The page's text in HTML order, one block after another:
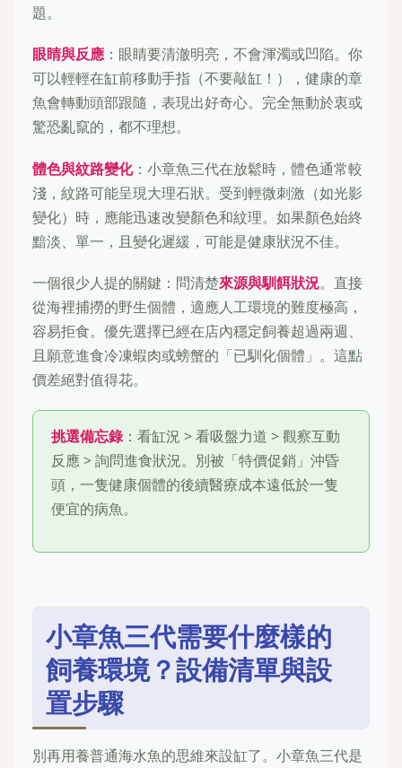
題。
眼睛與反應 ：眼睛要清澈明亮，不會渾濁或凹陷。你
可以輕輕在缸前移動手指（不要敲缸！），健康的章
魚會轉動頭部跟隨，表現出好奇心。完全無動於衷或
驚恐亂竄的，都不理想。
體色與紋路變化：小章魚三代在放鬆時，體色通常較
淺，紋路可能呈現大理石狀。受到輕微刺激（如光影
變化）時，應能迅速改變顏色和紋理。如果顏色始終
黯淡、單一，且變化遲緩，可能是健康狀況不佳。
一個很少人提的關鍵：問清楚來源與馴餌狀況。直接
從海裡捕撈的野生個體，適應人工環境的難度極高，
容易拒食。優先選擇已經在店內穩定飼養超過兩週、
且願意進食冷凍蝦肉或螃蟹的「已馴化個體」。這點
價差絕對值得花。
挑選備忘錄：看缸況 > 看吸盤力道 > 觀察互動
反應 > 詢問進食狀況。別被「特價促銷」沖昏
頭，一隻健康個體的後續醫療成本遠低於一隻
便宜的病魚。
小章魚三代需要什麼樣的
飼養環境？設備清單與設
置步驟
別再用養普通海水魚的思維來設缸了。小章魚三代是